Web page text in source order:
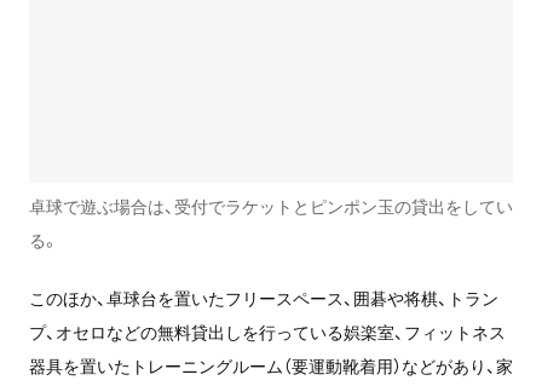
卓球で遊ぶ場合は、受付でラケットとピンポン玉の貸出をしてい
る。
このほか、卓球台を置いたフリースペース、囲碁や将棋、トラン
プ、オセロなどの無料貸出しを行っている娯楽室、フィットネス
器具を置いたトレーニングルーム（要運動靴着用）などがあり、家